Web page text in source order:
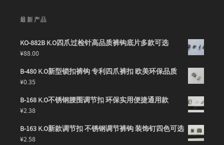
最新产品
KO-882B K.O四爪过检针高品质裤钩底片多款可选
¥88.00
B-480 K.O新型锁扣裤钩 专利四爪裤扣 欧美环保品质
¥0.35
B-168 K.O不锈钢腰围调节扣 环保实用便捷通用款
¥2.38
B-163 K.O新款调节扣 不锈钢调节裤钩 装饰钉四色可选
¥2.58